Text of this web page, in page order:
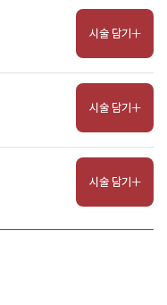
시술 담기
시술 담기
시술 담기